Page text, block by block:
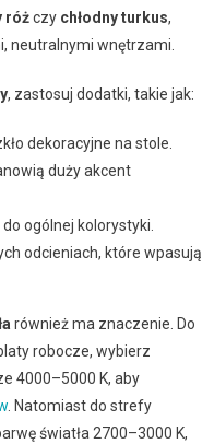
różczy chłodny turkus,
neutralnymi wnętrzami.
, zastosuj dodatki, takie jak:
dekoracyjne na stole.
duży akcent
ogólnej kolorystyki.
odcieniach, które wpasują
również ma znaczenie. Do
robocze, wybierz
4000–5000 K, aby
. Natomiast do strefy
światła 2700–3000 K,